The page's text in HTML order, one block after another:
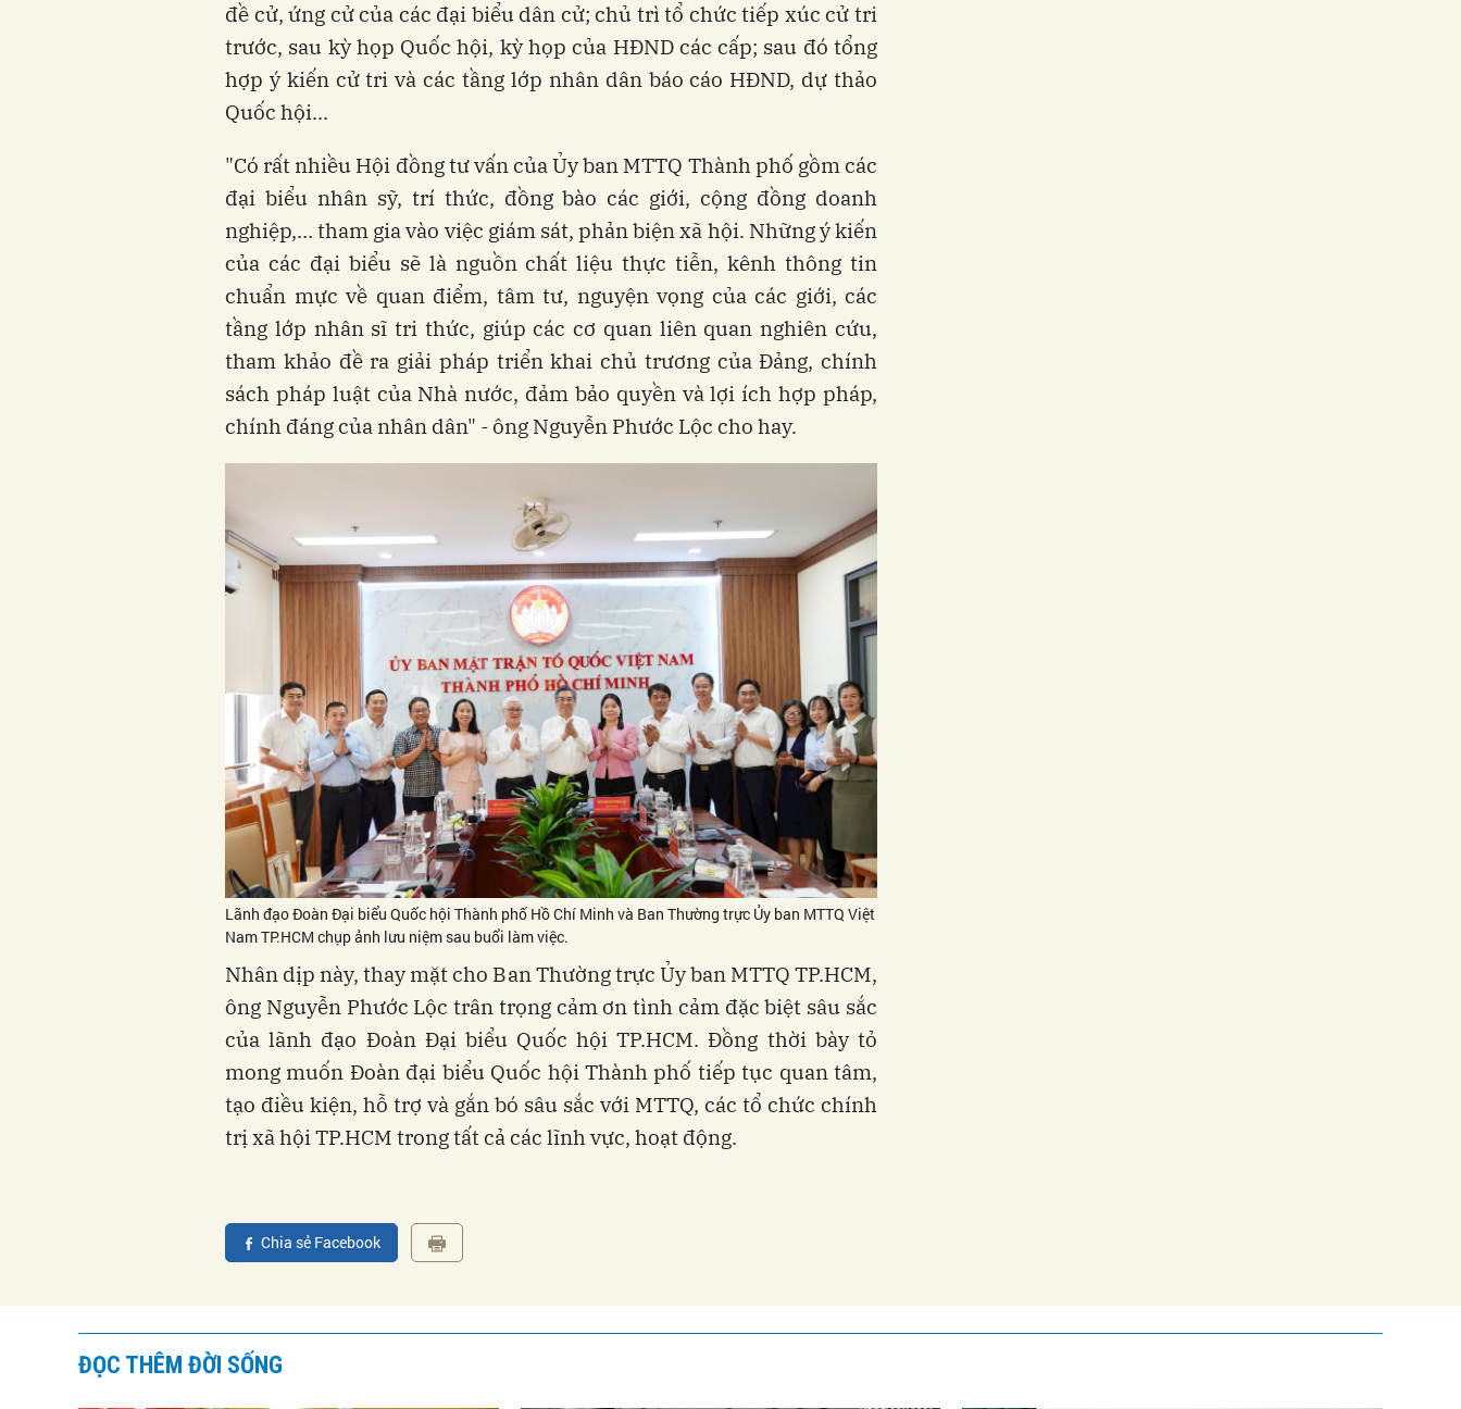
đề cử, ứng cử của các đại biểu dân cử; chủ trì tổ chức tiếp xúc cử tri
trước, sau kỳ họp Quốc hội, kỳ họp của HĐND các cấp; sau đó tổng
hợp ý kiến cử tri và các tầng lớp nhân dân báo cáo HĐND, dự thảo
Quốc hội...
"Có rất nhiều Hội đồng tư vấn của Ủy ban MTTQ Thành phố gồm các
đại biểu nhân sỹ, trí thức, đồng bào các giới, cộng đồng doanh
nghiệp,… tham gia vào việc giám sát, phản biện xã hội. Những ý kiến
của các đại biểu sẽ là nguồn chất liệu thực tiễn, kênh thông tin
chuẩn mực về quan điểm, tâm tư, nguyện vọng của các giới, các
tầng lớp nhân sĩ tri thức, giúp các cơ quan liên quan nghiên cứu,
tham khảo đề ra giải pháp triển khai chủ trương của Đảng, chính
sách pháp luật của Nhà nước, đảm bảo quyền và lợi ích hợp pháp,
chính đáng của nhân dân" - ông Nguyễn Phước Lộc cho hay.
Lãnh đạo Đoàn Đại biểu Quốc hội Thành phố Hồ Chí Minh và Ban Thường trực Ủy ban MTTQ Việt
Nam TP.HCM chụp ảnh lưu niệm sau buổi làm việc.
Nhân dịp này, thay mặt cho Ban Thường trực Ủy ban MTTQ TP.HCM,
ông Nguyễn Phước Lộc trân trọng cảm ơn tình cảm đặc biệt sâu sắc
của lãnh đạo Đoàn Đại biểu Quốc hội TP.HCM. Đồng thời bày tỏ
mong muốn Đoàn đại biểu Quốc hội Thành phố tiếp tục quan tâm,
tạo điều kiện, hỗ trợ và gắn bó sâu sắc với MTTQ, các tổ chức chính
trị xã hội TP.HCM trong tất cả các lĩnh vực, hoạt động.
Chia sẻ Facebook
ĐỌC THÊM ĐỜI SỐNG